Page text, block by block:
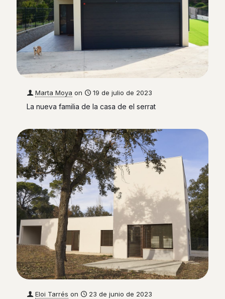
Marta Moya on 19 de julio de 2023
La nueva familia de la casa de el serrat
Eloi Tarrés on 23 de junio de 2023